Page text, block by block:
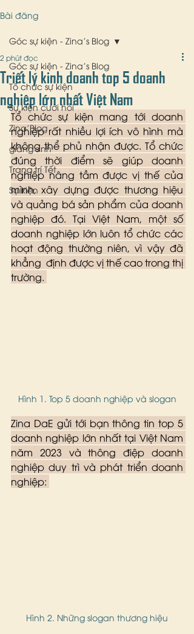
Bài đăng
Góc sự kiện - Zina's Blog
Tổ chức sự kiện
Sự kiện cưới hỏi
Zina'Blog
giáng sinh
Trang trí Tết
Sự kiện
Góc sự kiện - Zina's Blog
Triết lý kinh doanh top 5 doanh
nghiệp lớn nhất Việt Nam
2 phút đọc
Tổ chức sự kiện mang tới doanh
nghiệp rất nhiều lợi ích vô hình mà
không thể phủ nhận được. Tổ chức
đúng thời điểm sẽ giúp doanh
nghiệp nâng tầm được vị thế của
mình, xây dựng được thương hiệu
và quảng bá sản phẩm của doanh
nghiệp đó. Tại Việt Nam, một số
doanh nghiệp lớn luôn tổ chức các
hoạt động thường niên, vì vậy đã
khẳng  định được vị thế cao trong thị
trường.
Hình 1. Top 5 doanh nghiệp và slogan
Zina DaE gửi tới bạn thông tin top 5
doanh nghiệp lớn nhất tại Việt Nam
năm 2023 và thông điệp doanh
nghiệp duy trì và phát triển doanh
nghiệp:
Hình 2. Những slogan thương hiệu